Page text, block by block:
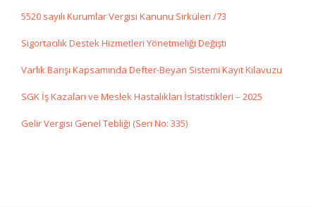
5520 sayılı Kurumlar Vergisi Kanunu Sirküleri /73
Sigortacılık Destek Hizmetleri Yönetmeliği Değişti
Varlık Barışı Kapsamında Defter-Beyan Sistemi Kayıt Kılavuzu
SGK İş Kazaları ve Meslek Hastalıkları İstatistikleri – 2025
Gelir Vergisi Genel Tebliği (Seri No: 335)